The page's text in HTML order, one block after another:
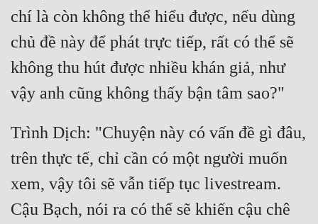
chí là còn không thể hiểu được, nếu dùng
chủ đề này để phát trực tiếp, rất có thể sẽ
không thu hút được nhiều khán giả, như
Trình Dịch: "Chuyện này có vấn đề gì đâu,
trên thực tế, chỉ cần có một người muốn
xem, vậy tôi sẽ vẫn tiếp tục livestream.
Cậu Bạch, nói ra có thể sẽ khiến cậu chê